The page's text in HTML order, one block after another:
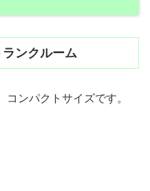
ンクルーム
ンパクトサイズです。